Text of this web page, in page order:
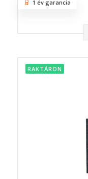
1 év garancia
RAKTÁRON